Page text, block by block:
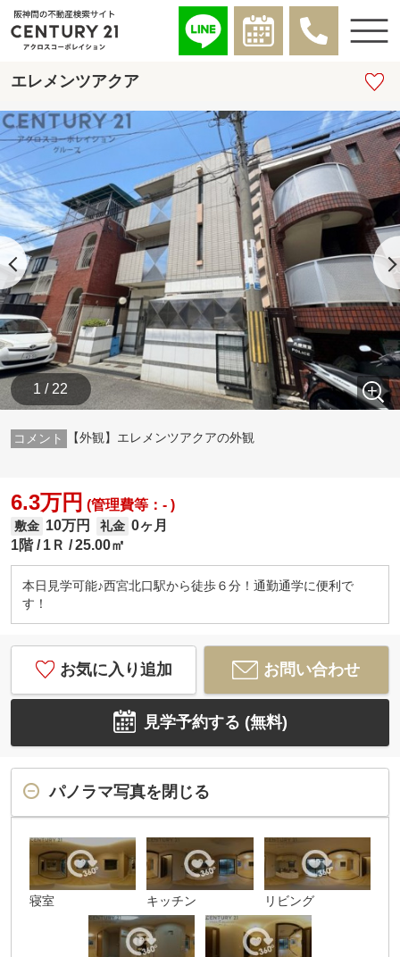
エレメンツアクア
【外観】エレメンツアクアの外観
1 / 22
6.3万円 (管理費等：- )
敷金 10万円 礼金 0ヶ月
1階
1Ｒ 25.00㎡
本日見学可能♪西宮北口駅から徒歩６分！通勤通学に便利で
す！
お気に入り追加 お問い合わせ
見学予約する (無料)
パノラマ写真を閉じる
寝室 キッチン リビング